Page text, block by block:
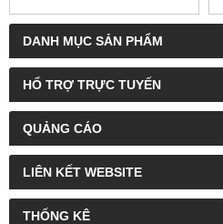
DANH MỤC SẢN PHẨM
HỔ TRỢ TRỰC TUYẾN
QUẢNG CÁO
LIÊN KẾT WEBSITE
THỐNG KÊ